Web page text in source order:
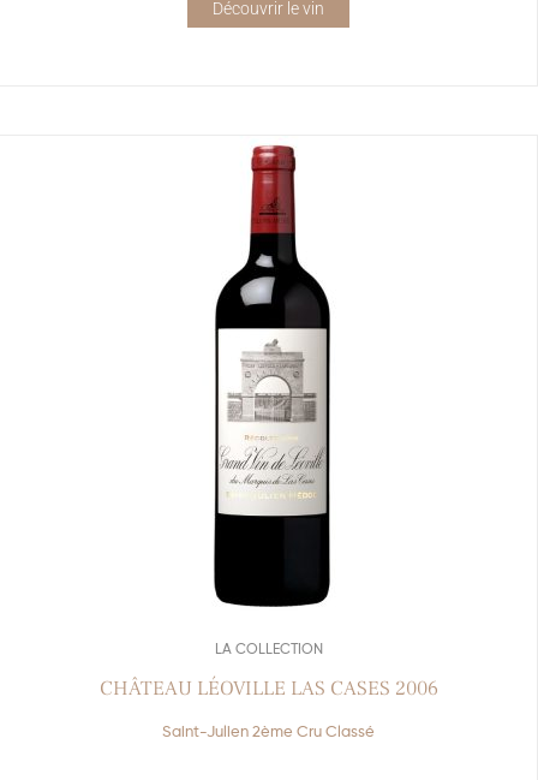
Découvrir le vin
LA COLLECTION
CHÂTEAU LÉOVILLE LAS CASES 2006
Saint-Julien 2ème Cru Classé